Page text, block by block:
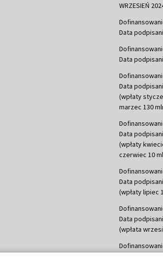
WRZESIEŃ
Data
Data
Data
(wpłaty
marzec 130
Data
(wpłaty
czerwiec 10
Data
(wpłaty lipiec
Data
(wpłata